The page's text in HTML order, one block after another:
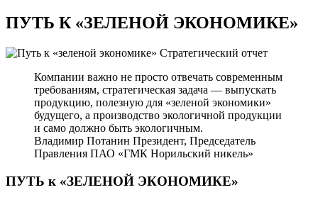
ПУТЬ К«ЗЕЛЕНОЙ ЭКОНОМИКЕ»
Стратегический отчет
Компании важно не просто отвечать современным
требованиям, стратегическая задача — выпускать
продукцию, полезную для «зеленой экономики»
будущего, а производство экологичной продукции
и само должно быть экологичным.
Владимир Потанин Президент, Председатель
Правления ПАО «ГМК Норильский никель»
ПУТЬ к «ЗЕЛЕНОЙ ЭКОНОМИКЕ»